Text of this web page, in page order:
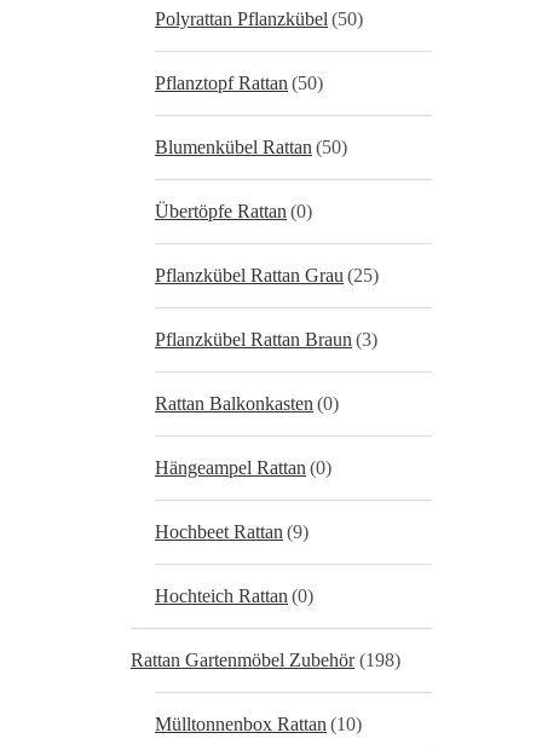
Polyrattan Pflanzkübel (50)
Pflanztopf Rattan (50)
Blumenkübel Rattan (50)
Übertöpfe Rattan (0)
Pflanzkübel Rattan Grau (25)
Pflanzkübel Rattan Braun (3)
Rattan Balkonkasten (0)
Hängeampel Rattan (0)
Hochbeet Rattan (9)
Hochteich Rattan (0)
Rattan Gartenmöbel Zubehör (198)
Mülltonnenbox Rattan (10)